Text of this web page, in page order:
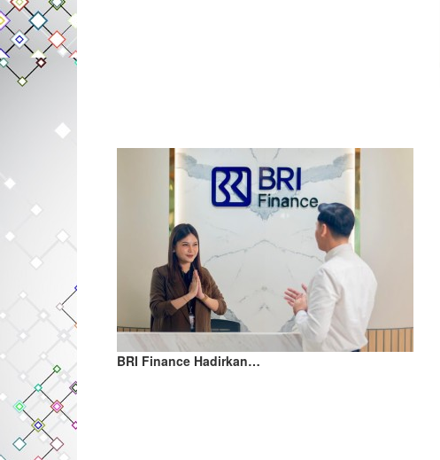
BRI Finance Hadirkan…